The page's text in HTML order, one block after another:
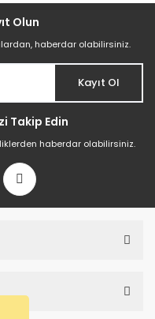
Olun
haberdar olabilirsiniz.
Kayıt Ol
Takip Edin
haberdar olabilirsiniz.